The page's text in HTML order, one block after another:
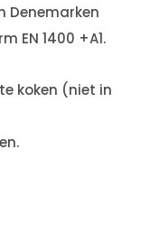
Denemarken
EN 1400 +A1.
koken (niet in